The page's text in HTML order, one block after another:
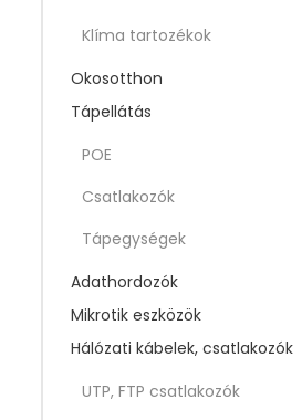
Klíma tartozékok
Okosotthon
Tápellátás
POE
Csatlakozók
Tápegységek
Adathordozók
Mikrotik eszközök
Hálózati kábelek, csatlakozók
UTP, FTP csatlakozók